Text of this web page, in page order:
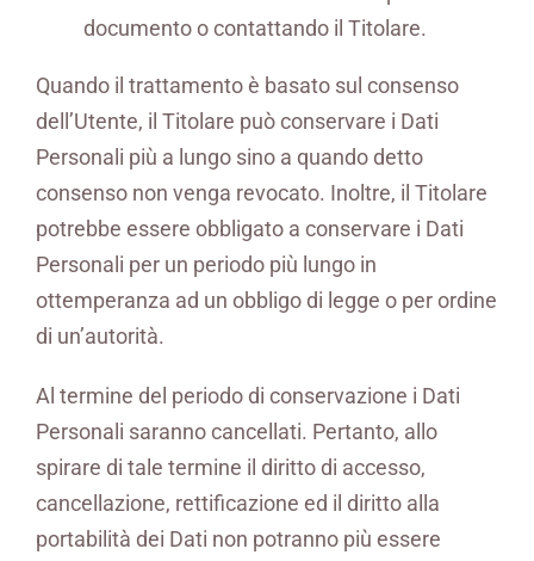
documento o contattando il Titolare.
Quando il trattamento è basato sul consenso
dell’Utente, il Titolare può conservare i Dati
Personali più a lungo sino a quando detto
consenso non venga revocato. Inoltre, il Titolare
potrebbe essere obbligato a conservare i Dati
Personali per un periodo più lungo in
ottemperanza ad un obbligo di legge o per ordine
di un’autorità.
Al termine del periodo di conservazione i Dati
Personali saranno cancellati. Pertanto, allo
spirare di tale termine il diritto di accesso,
cancellazione, rettificazione ed il diritto alla
portabilità dei Dati non potranno più essere